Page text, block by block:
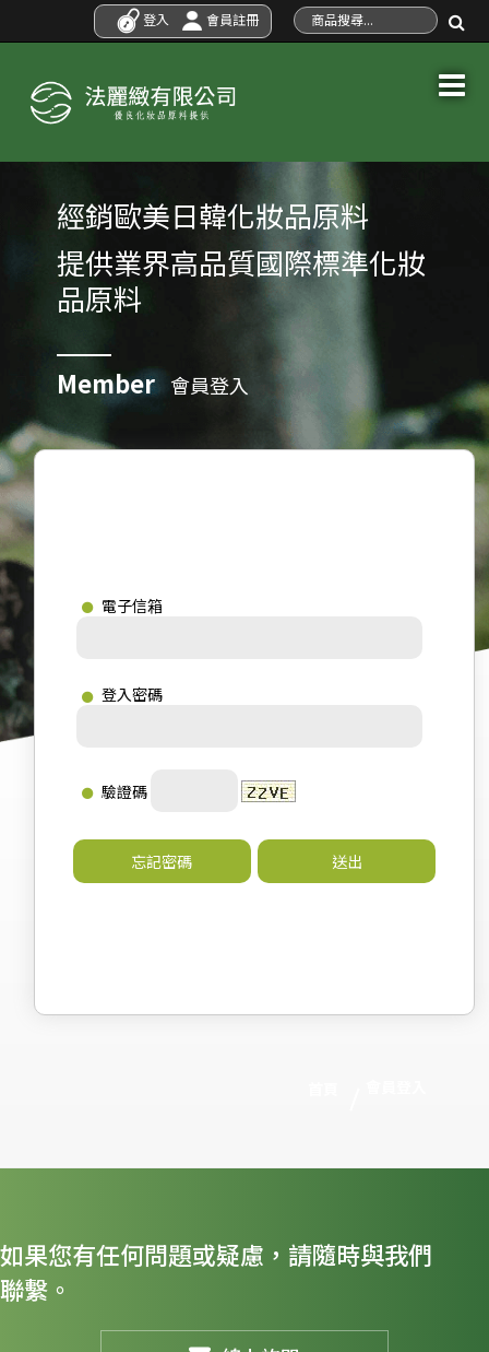
登入 會員註冊
經銷歐美日韓化妝品原料
提供業界高品質國際標準化妝
品原料
Member 會員登入
電子信箱
登入密碼
驗證碼
忘記密碼 送出
如果您有任何問題或疑慮，請隨時與我們
聯繫。